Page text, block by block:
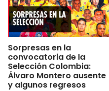
Sorpresas en la
convocatoria de la
Selección Colombia:
Álvaro Montero ausente
y algunos regresos